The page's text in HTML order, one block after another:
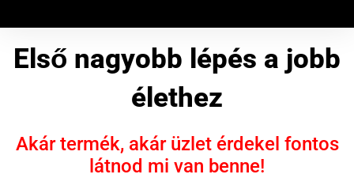
Első nagyobb lépés a jobb
élethez
Akár termék, akár üzlet érdekel fontos
látnod mi van benne!